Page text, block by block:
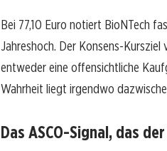
Bei 77,10 Euro notiert BioNTech
Jahreshoch. Der Konsens-
entweder eine offensichtliche
Wahrheit liegt irgendwo
Das ASCO-Signal, das